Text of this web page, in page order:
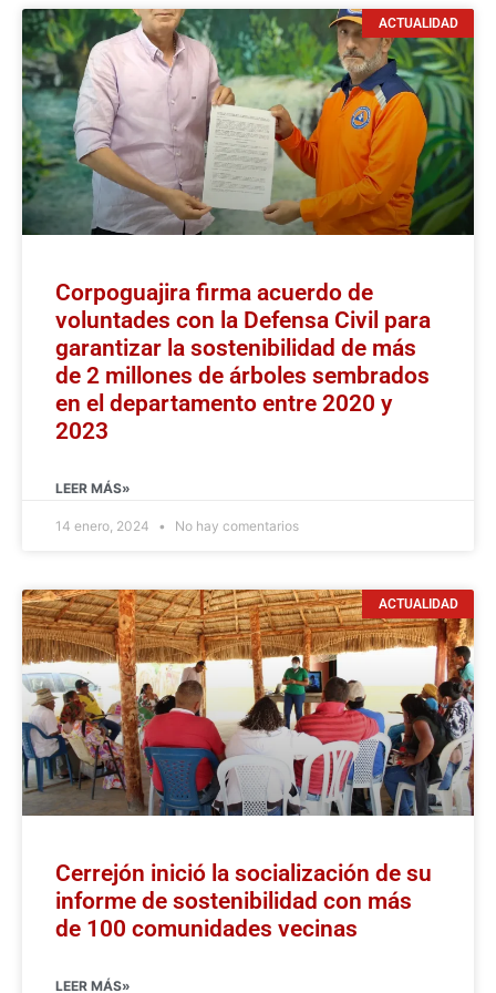
ACTUALIDAD
Corpoguajira firma acuerdo de
voluntades con la Defensa Civil para
garantizar la sostenibilidad de más
de 2 millones de árboles sembrados
en el departamento entre 2020 y
2023
LEER MÁS»
14 enero, 2024 No hay comentarios
ACTUALIDAD
Cerrejón inició la socialización de su
informe de sostenibilidad con más
de 100 comunidades vecinas
LEER MÁS»